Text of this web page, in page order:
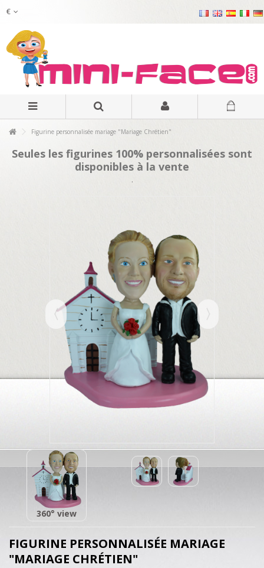
€
Figurine personnalisée mariage "Mariage Chrétien"
Seules les figurines 100% personnalisées sont
disponibles à la vente
.
360° view
FIGURINE PERSONNALISÉE MARIAGE
"MARIAGE CHRÉTIEN"